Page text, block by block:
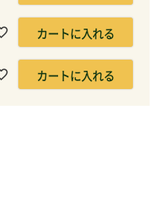
カートに入れる
カートに入れる